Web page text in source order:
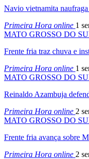
Navio vietnamita
Primeira Hora online 1
MATO GROSSO DO
Frente fria traz chuva e
Primeira Hora online 1
MATO GROSSO DO
Reinaldo Azambuja
Primeira Hora online 2
MATO GROSSO DO
Frente fria avança sobre
Primeira Hora online 2